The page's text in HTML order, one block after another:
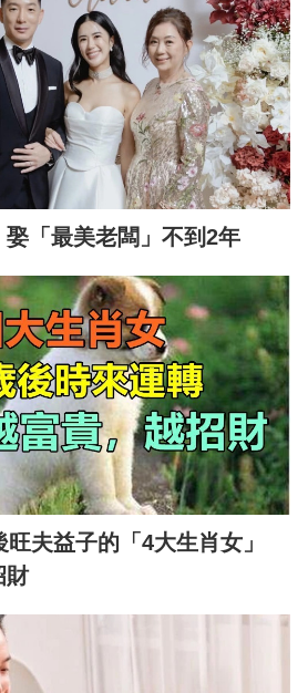
「最美老闆」不到2年
旺夫益子的「4大生肖女」
財